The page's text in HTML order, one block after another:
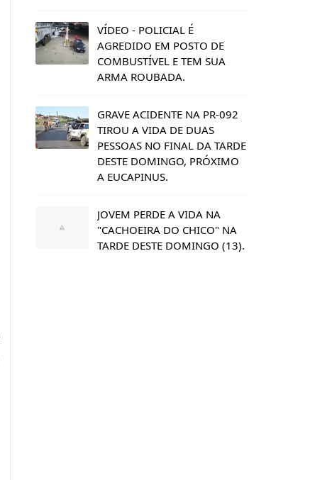
VÍDEO - POLICIAL É
AGREDIDO EM POSTO DE
COMBUSTÍVEL E TEM SUA
ARMA ROUBADA.
GRAVE ACIDENTE NA PR-092
TIROU A VIDA DE DUAS
PESSOAS NO FINAL DA TARDE
DESTE DOMINGO, PRÓXIMO
A EUCAPINUS.
JOVEM PERDE A VIDA NA
"CACHOEIRA DO CHICO" NA
TARDE DESTE DOMINGO (13).